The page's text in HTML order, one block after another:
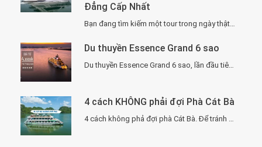
Đẳng Cấp Nhất
Du thuyền Essence Grand 6 sao
4 cách KHÔNG phải đợi Phà Cát Bà